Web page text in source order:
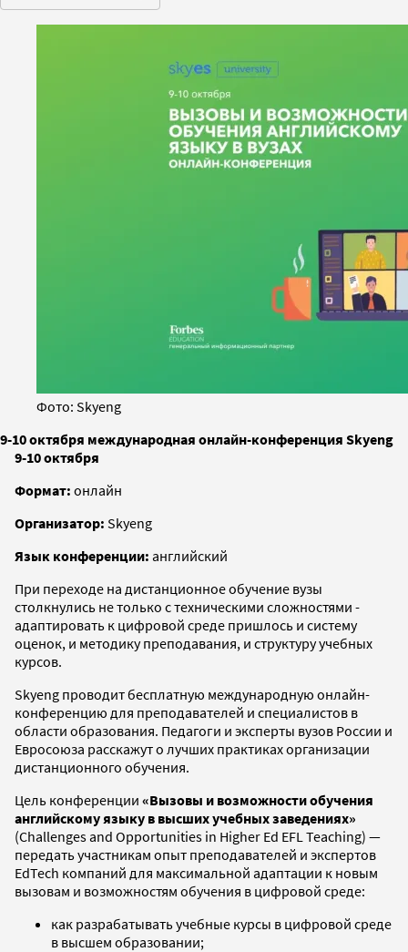
Фото: Skyeng
9-10 октября международная онлайн-конференция Skyeng
9-10 октября
Формат: онлайн
Организатор: Skyeng
Язык конференции: английский
При переходе на дистанционное обучение вузы
столкнулись не только с техническими сложностями -
адаптировать к цифровой среде пришлось и систему
оценок, и методику преподавания, и структуру учебных
курсов.
Skyeng проводит бесплатную международную онлайн-
конференцию для преподавателей и специалистов в
области образования. Педагоги и эксперты вузов России и
Евросоюза расскажут о лучших практиках организации
дистанционного обучения.
Цель конференции «Вызовы и возможности обучения
английскому языку в высших учебных заведениях»
(Challenges and Opportunities in Higher Ed EFL Teaching) —
передать участникам опыт преподавателей и экспертов
EdTech компаний для максимальной адаптации к новым
вызовам и возможностям обучения в цифровой среде:
как разрабатывать учебные курсы в цифровой среде
в высшем образовании;